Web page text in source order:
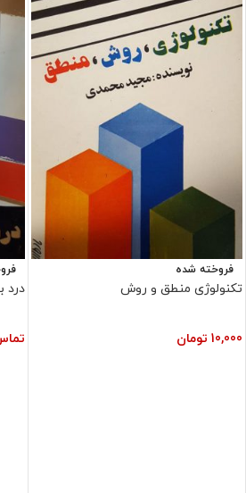
فروخته شده
تکنولوژی منطق و روش
10,000 تومان
درد